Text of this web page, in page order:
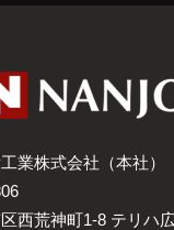
業株式会社（本社）
西荒神町1-8 テリハ